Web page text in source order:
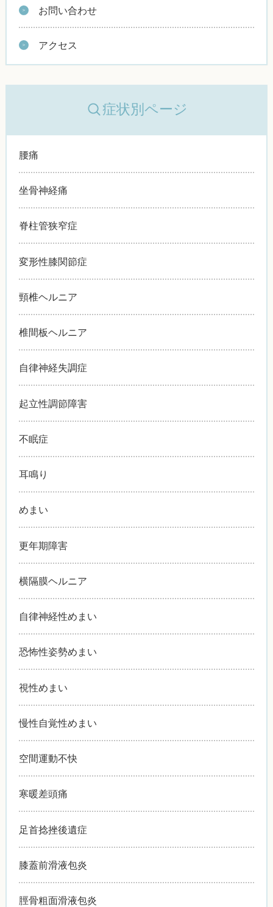
お問い合わせ
アクセス
症状別ページ
腰痛
坐骨神経痛
脊柱管狭窄症
変形性膝関節症
頸椎ヘルニア
椎間板ヘルニア
自律神経失調症
起立性調節障害
不眠症
耳鳴り
めまい
更年期障害
横隔膜ヘルニア
自律神経性めまい
恐怖性姿勢めまい
視性めまい
慢性自覚性めまい
空間運動不快
寒暖差頭痛
足首捻挫後遺症
膝蓋前滑液包炎
脛骨粗面滑液包炎